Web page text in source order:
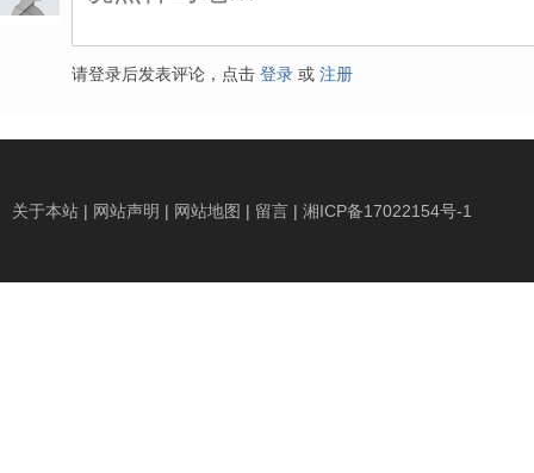
请登录后发表评论，点击 登录 或 注册
关于本站 | 网站声明 | 网站地图 | 留言 | 湘ICP备17022154号-1